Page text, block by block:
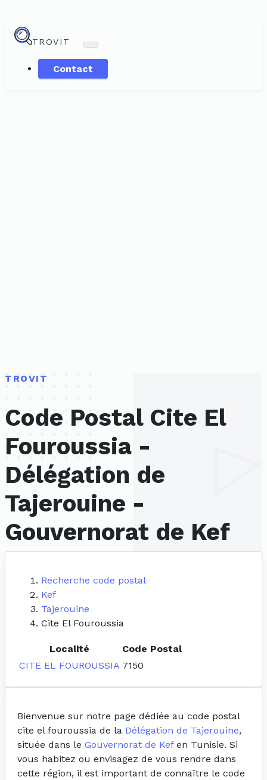
TROVIT
Contact
TROVIT
Code Postal Cite El
Fouroussia -
Délégation de
Tajerouine -
Gouvernorat de Kef
Recherche code postal
Kef
Tajerouine
Cite El Fouroussia
Localité
Code Postal
CITE EL FOUROUSSIA 7150
Bienvenue sur notre page dédiée au code postal
cite el fouroussia de la Délégation de Tajerouine,
située dans le Gouvernorat de Kefen Tunisie. Si
vous habitez ou envisagez de vous rendre dans
cette région, il est important de connaître le code